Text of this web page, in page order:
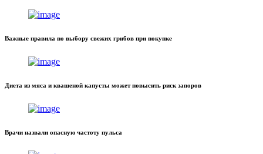
Важные правила по выбору свежих грибов при покупке
Диета из мяса и квашеной капусты может повысить риск запоров
Врачи назвали опасную частоту пульса